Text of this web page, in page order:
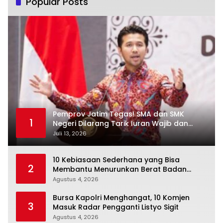
1
Pemprov Jatim Tegas! SMA dan SMK
Negeri Dilarang Tarik Iuran Wajib dan
Paksa Beli Seragam
Juli 13, 2026
2
10 Kebiasaan Sederhana yang Bisa
Membantu Menurunkan Berat Badan
Secara Konsisten
Agustus 4, 2026
3
Bursa Kapolri Menghangat, 10 Komjen
Masuk Radar Pengganti Listyo Sigit
Agustus 4, 2026